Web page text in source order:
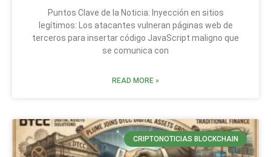
Puntos Clave de la Noticia: Inyección en sitios
legítimos: Los atacantes vulneran páginas web de
terceros para insertar código JavaScript maligno que
se comunica con
READ MORE »
CRIPTONOTICIAS BLOCKCHAIN